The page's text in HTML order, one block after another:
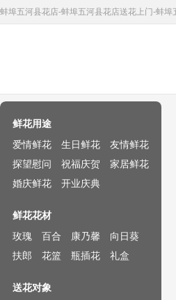
蚌埠五河县花店-蚌埠五河县花店送花上门-蚌埠
鲜花用途
爱情鲜花
生日鲜花
友情鲜花
探望慰问
祝福庆贺
家居鲜花
婚庆鲜花
开业庆典
鲜花花材
玫瑰
百合 康乃馨
向日葵
扶郎
花篮 瓶插花 礼盒
送花对象